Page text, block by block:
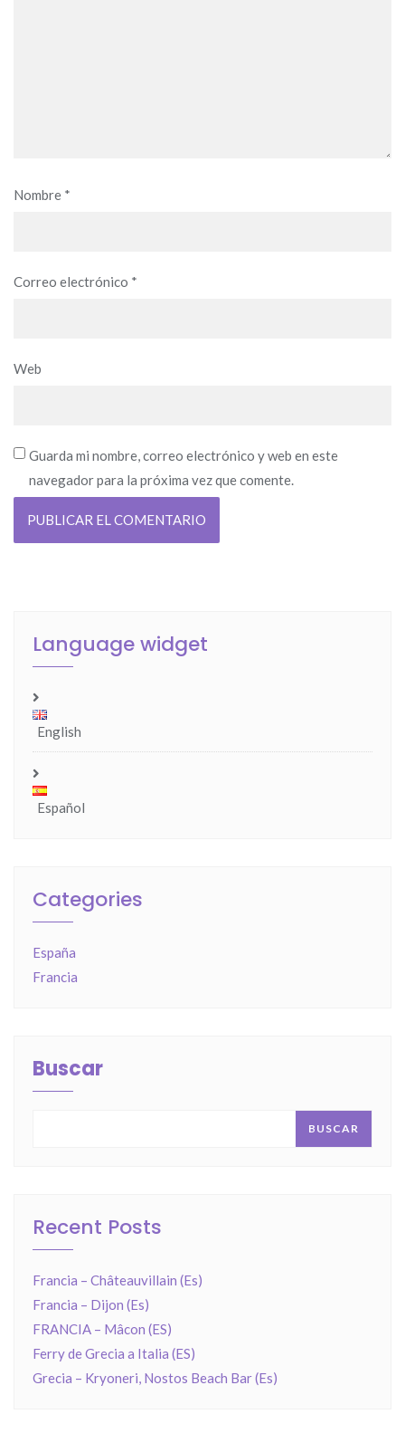
Nombre *
Correo electrónico *
Web
Guarda mi nombre, correo electrónico y web en este
navegador para la próxima vez que comente.
Language widget
English
Español
Categories
España
Francia
Buscar
BUSCAR
Recent Posts
Francia – Châteauvillain (Es)
Francia – Dijon (Es)
FRANCIA – Mâcon (ES)
Ferry de Grecia a Italia (ES)
Grecia – Kryoneri, Nostos Beach Bar (Es)